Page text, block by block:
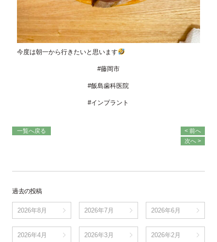
今度は朝一から行きたいと思います
#藤岡市
#飯島歯科医院
#インプラント
一覧へ戻る
< 前へ
次へ >
過去の投稿
2026年8月 2026年7月 2026年6月
2026年4月 2026年3月 2026年2月